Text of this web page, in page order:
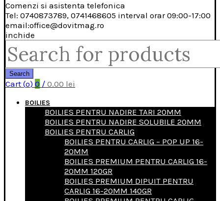
Comenzi si asistenta telefonica
Tel: 0740873789, 0741468605 interval orar 09:00-17:00
email:office@dovitmag.ro
inchide
Search
for:
Search
Cart (o) 0 / 0.00 lei
BOILIES
BOILIES PENTRU NADIRE TARI 20MM
BOILIES PENTRU NADIRE SOLUBILE 20MM
BOILIES PENTRU CARLIG
BOILIES PENTRU CARLIG – POP UP 16-
20MM
BOILIES PREMIUM PENTRU CARLIG 16-
20MM 120GR
BOILIES PREMIUM DIPUIT PENTRU
CARLIG 16-20MM 140GR